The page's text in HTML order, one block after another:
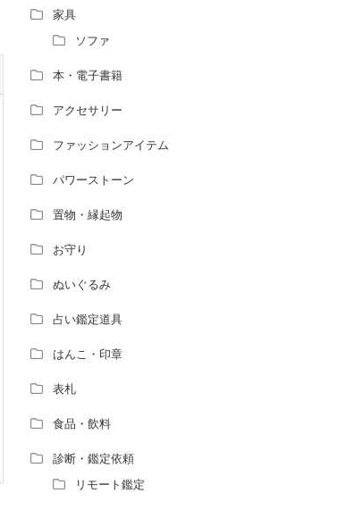
風水師になるには、どんな勉強をすればい
いですか？
家具
ソファ
本・電子書籍
アクセサリー
ファッションアイテム
パワーストーン
置物・縁起物
お守り
ぬいぐるみ
占い鑑定道具
はんこ・印章
表札
食品・飲料
診断・鑑定依頼
リモート鑑定